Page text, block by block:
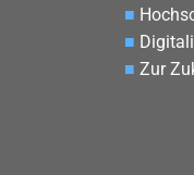
■
■
■ Zur